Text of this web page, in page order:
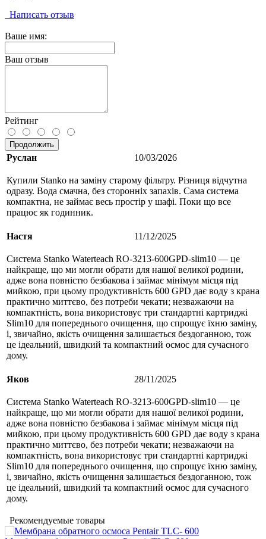
Написать отзыв
Ваше имя:
Ваш отзыв
Рейтинг
Продолжить
Руслан 10/03/2026
Купили Stanko на заміну старому фільтру. Різниця відчутна
одразу. Вода смачна, без сторонніх запахів. Сама система
компактна, не займає весь простір у шафі. Поки що все
працює як годинник.
Настя 11/12/2025
Система Stanko Waterteach RO-3213-600GPD-slim10 — це
найкраще, що ми могли обрати для нашої великої родини,
адже вона повністю безбакова і займає мінімум місця під
мийкою, при цьому продуктивність 600 GPD дає воду з крана
практично миттєво, без потреби чекати; незважаючи на
компактність, вона використовує три стандартні картриджі
Slim10 для попереднього очищення, що спрощує їхню заміну,
і, звичайно, якість очищення залишається бездоганною, тож
це ідеальний, швидкий та компактний осмос для сучасного
дому.
Яков 28/11/2025
Система Stanko Waterteach RO-3213-600GPD-slim10 — це
найкраще, що ми могли обрати для нашої великої родини,
адже вона повністю безбакова і займає мінімум місця під
мийкою, при цьому продуктивність 600 GPD дає воду з крана
практично миттєво, без потреби чекати; незважаючи на
компактність, вона використовує три стандартні картриджі
Slim10 для попереднього очищення, що спрощує їхню заміну,
і, звичайно, якість очищення залишається бездоганною, тож
це ідеальний, швидкий та компактний осмос для сучасного
дому.
Рекомендуемые товары